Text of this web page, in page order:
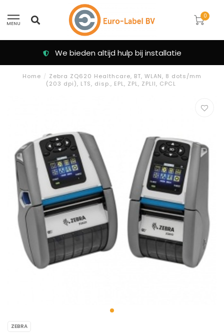
MENU
0
We bieden altijd hulp bij installatie
Home / Zebra ZQ620 Healthcare, BT, WLAN, 8 dots/mm
(203 dpi), LTS, disp., EPL, ZPL, ZPLII, CPCL
ZEBRA